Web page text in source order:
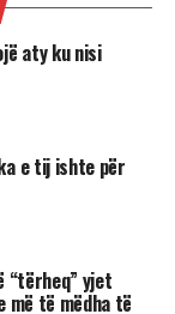
aty ku nisi
e tij ishte për
“tërheq” yjet
më të mëdha të